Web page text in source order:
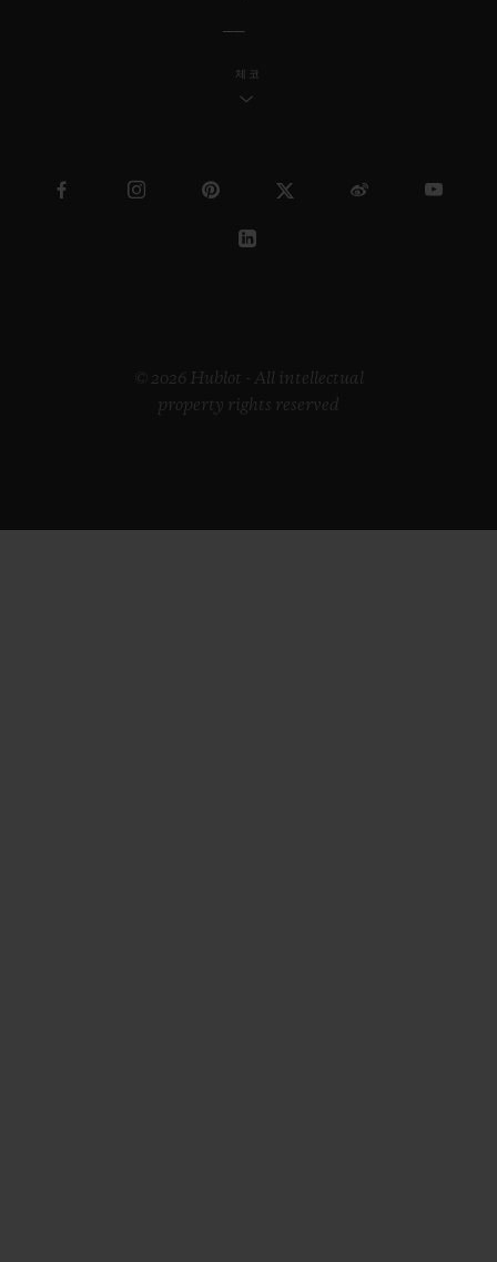
체코
© 2026 Hublot - All intellectual
property rights reserved